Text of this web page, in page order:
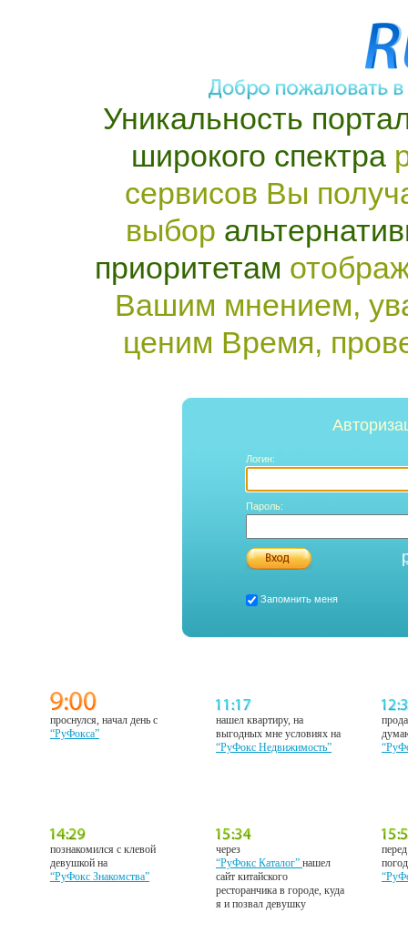
Уникальность
широкого спектра
сервисов Вы
выбор
приоритетам
Вашим мнением,
ценим Время,
Логин:
Пароль:
Запомнить меня
проснулся, начал день с
“РуФокса”
нашел квартиру, на
выгодных мне условиях на
“РуФокс Недвижимость”
познакомился с клевой
девушкой на
“РуФокс Знакомства”
через
“РуФокс Каталог”нашел
сайт китайского
ресторанчика в городе, куда
я и позвал девушку